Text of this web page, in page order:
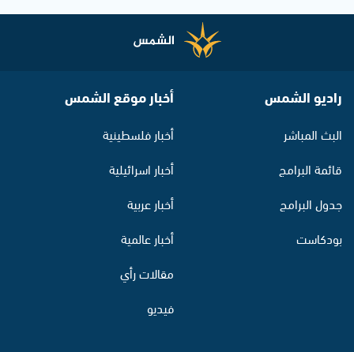
راديو الشمس
البث المباشر
قائمة البرامج
جدول البرامج
بودكاست
أخبار موقع الشمس
أخبار فلسطينية
أخبار اسرائيلية
أخبار عربية
أخبار عالمية
مقالات رأي
فيديو